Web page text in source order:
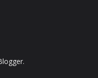
.